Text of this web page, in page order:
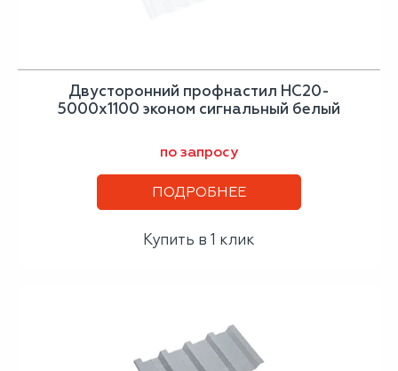
Двусторонний профнастил НС20-
5000х1100 эконом сигнальный белый
по запросу
ПОДРОБНЕЕ
Купить в 1 клик